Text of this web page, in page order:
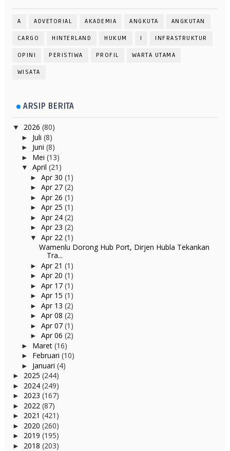
A ADVETORIAL AKADEMIA ANGKUTA ANGKUTAN
CARGO HINTERLAND HUKUM I INFRASTRUKTUR
OPINI PERISTIWA PROFIL WARTA UTAMA
WISATA
ARSIP BERITA
▼ 2026 (80)
► Juli (8)
► Juni (8)
► Mei (13)
▼ April (21)
► Apr 30 (1)
► Apr 27 (2)
► Apr 26 (1)
► Apr 25 (1)
► Apr 24 (2)
► Apr 23 (2)
▼ Apr 22 (1)
Wamenlu Dorong Hub Port, Dirjen Hubla Tekankan
Tra...
► Apr 21 (1)
► Apr 20 (1)
► Apr 17 (1)
► Apr 15 (1)
► Apr 13 (2)
► Apr 08 (2)
► Apr 07 (1)
► Apr 06 (2)
► Maret (16)
► Februari (10)
► Januari (4)
► 2025 (244)
► 2024 (249)
► 2023 (167)
► 2022 (87)
► 2021 (421)
► 2020 (260)
► 2019 (195)
► 2018 (203)